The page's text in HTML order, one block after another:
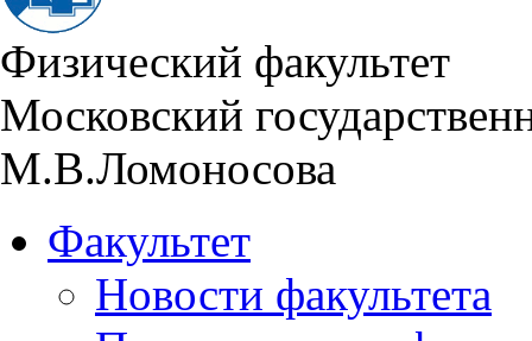
Физический факультет
Московский
М.В.Ломоносова
Факультет
Новости факультета